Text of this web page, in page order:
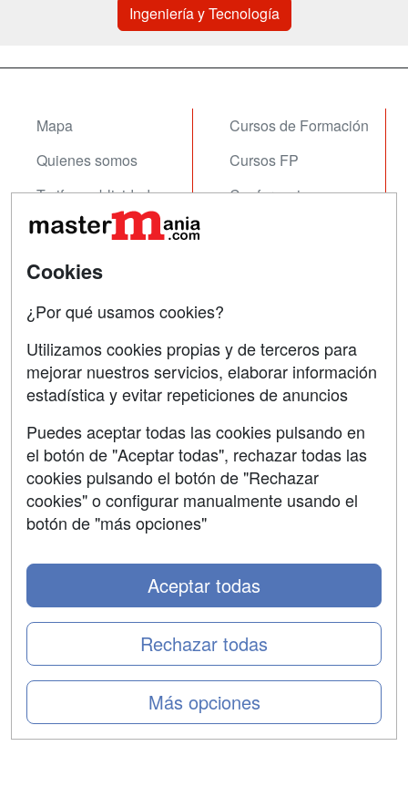
Ingeniería y Tecnología
Mapa
Quienes somos
Tarifas publicidad
Acceso Usuarios
Acceso Centros
Cursos de Formación
Cursos FP
Conferencias
Contactar
Confidencialidad
Aviso legal
Copyleft
Cookies
¿Por qué usamos cookies?
Utilizamos cookies propias y de terceros para
mejorar nuestros servicios, elaborar información
estadística y evitar repeticiones de anuncios
Puedes aceptar todas las cookies pulsando en
el botón de "Aceptar todas", rechazar todas las
cookies pulsando el botón de "Rechazar
cookies" o configurar manualmente usando el
botón de "más opciones"
Más opciones
Rechazar todas
Aceptar todas